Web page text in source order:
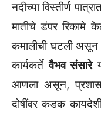
नदीच्या विस्तीर्ण
मातीचे डंपर रिकामे
कमालीची घटली
कार्यकर्तेवैभव संसारे
आणला असून,
दोषींवर कडक